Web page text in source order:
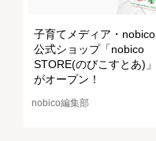
子育てメディア・nobico
公式ショップ「nobico
STORE(のびこすとあ)」
がオープン！
nobico編集部